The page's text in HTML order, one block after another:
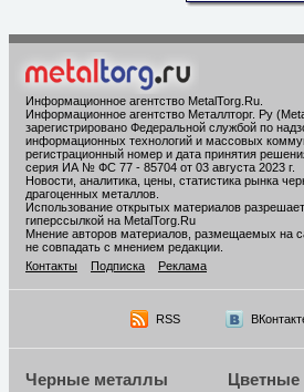
Информационное агентство MetalTorg.Ru
Информационное агентство Металлторг. Ру
зарегистрировано Федеральной службой по
информационных технологий и массовых
регистрационный номер и дата принятия
серия ИА № ФС 77 - 85704 от 03 августа 2023 г.
Новости, аналитика, цены, статистика рынка
драгоценных металлов.
Использование открытых материалов
гиперссылкой на MetalTorg.Ru
Мнение авторов материалов, размещаемых на
не совпадать с мнением редакции.
Контакты
Подписка Реклама
RSS
Черные металлы